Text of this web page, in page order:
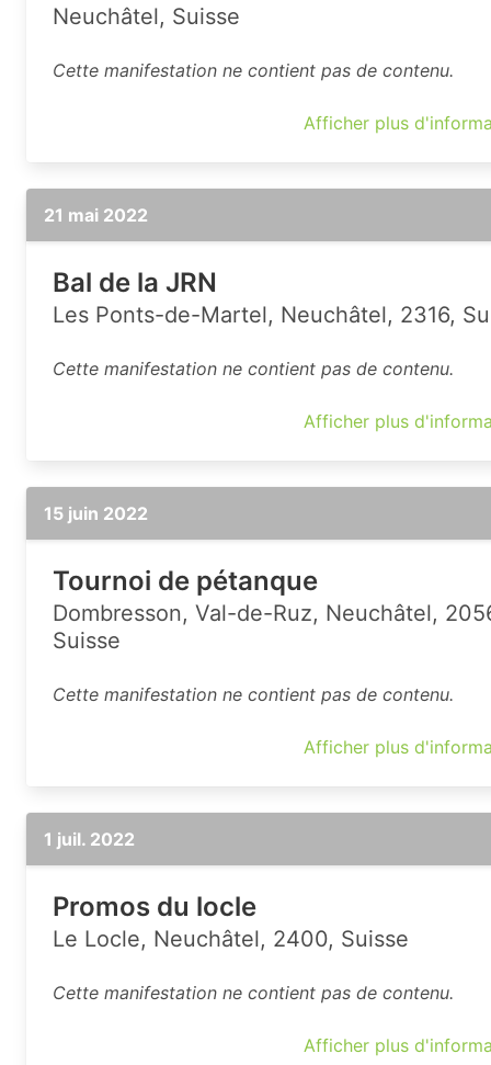
Neuchâtel, Suisse
Cette manifestation ne contient pas de contenu.
Afficher plus
21 mai 2022
Bal de la JRN
Les Ponts-de-Martel, Neuchâtel, 2316,
Cette manifestation ne contient pas de contenu.
Afficher plus
15 juin 2022
Tournoi de pétanque
Dombresson, Val-de-Ruz, Neuchâtel,
Suisse
Cette manifestation ne contient pas de contenu.
Afficher plus
1 juil. 2022
Promos du locle
Le Locle, Neuchâtel, 2400, Suisse
Cette manifestation ne contient pas de contenu.
Afficher plus